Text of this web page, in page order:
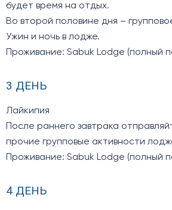
будет время на отдых.
Во второй половине дня –
Ужин и ночь в лодже.
Проживание: Sabuk Lodge (полный
3 ДЕНЬ
Лайкипия
После раннего завтрака
прочие групповые активности
Проживание: Sabuk Lodge (полный
4 ДЕНЬ